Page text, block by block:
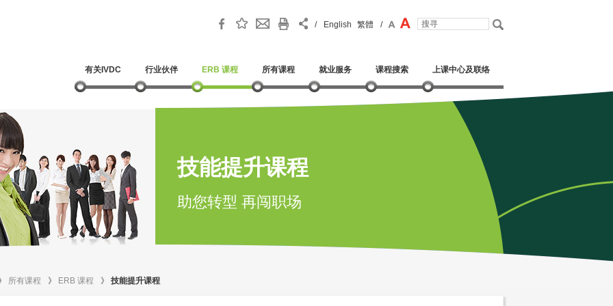
/ English 繁體 /
有关IVDC 行业伙伴 ERB 课程 所有课程 就业服务 课程搜索 上课中心及联络
技能提升课程
助您转型 再闯职场
所有课程 》 ERB 课程 》 技能提升课程